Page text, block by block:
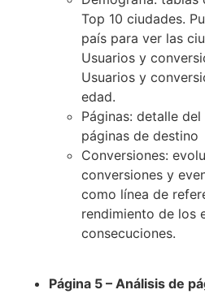
Top 10 ciudades.
país para ver las
Usuarios y
Usuarios y
edad.
Páginas: detalle
páginas de destino
Conversiones:
conversiones y
como línea de
rendimiento de los
consecuciones.
Página 5 – Análisis de